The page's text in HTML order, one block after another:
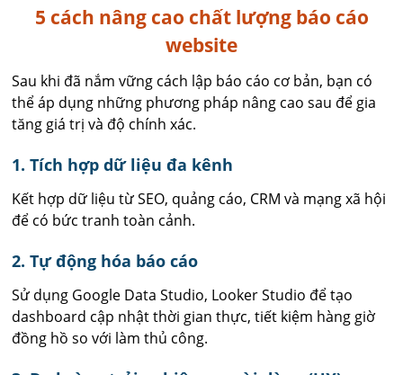
5 cách nâng cao chất lượng báo cáo
website
Sau khi đã nắm vững cách lập báo cáo cơ bản, bạn có
thể áp dụng những phương pháp nâng cao sau để gia
tăng giá trị và độ chính xác.
1. Tích hợp dữ liệu đa kênh
Kết hợp dữ liệu từ SEO, quảng cáo, CRM và mạng xã hội
để có bức tranh toàn cảnh.
2. Tự động hóa báo cáo
Sử dụng Google Data Studio, Looker Studio để tạo
dashboard cập nhật thời gian thực, tiết kiệm hàng giờ
đồng hồ so với làm thủ công.